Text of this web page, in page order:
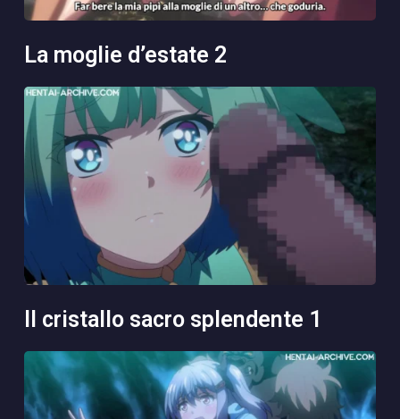
la moglie d’estate 2
il cristallo sacro splendente 1